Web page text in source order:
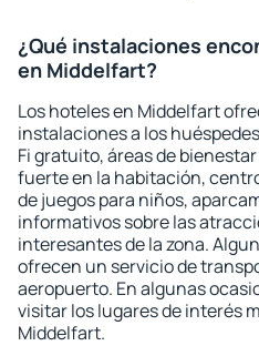
¿Qué instalaciones
en Middelfart?
Los hoteles en Middelfart
instalaciones a los
Fi gratuito, áreas de
fuerte en la habitación,
de juegos para niños,
informativos sobre las
interesantes de la zona.
ofrecen un servicio de
aeropuerto. En algunas
visitar los lugares de interés
Middelfart.